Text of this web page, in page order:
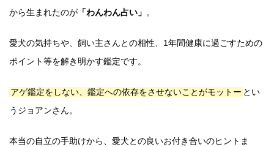
から生まれたのが 「わんわん占い」 。
愛犬の気持ちや、飼い主さんとの相性、1年間健康に過ごすための
ポイント等を解き明かす鑑定です。
アゲ鑑定をしない、鑑定への依存をさせないことがモットー とい
うジョアンさん。
本当の自立の手助けから、愛犬との良いお付き合いのヒントま